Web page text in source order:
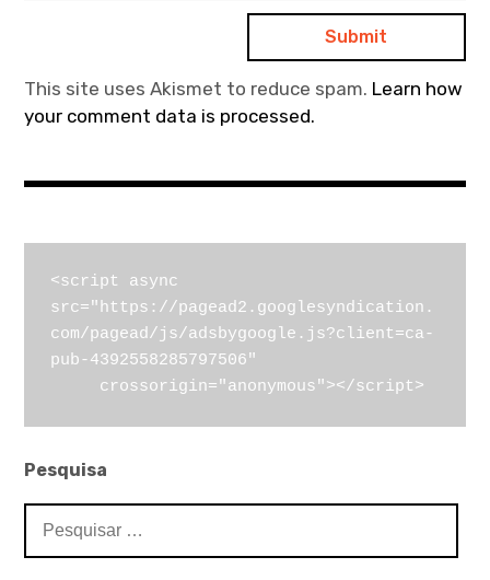
This site uses Akismet to reduce spam. Learn how
your comment data is processed.
<script async
src="https://pagead2.googlesyndication.
com/pagead/js/adsbygoogle.js?client=ca-
pub-4392558285797506"
     crossorigin="anonymous"></script>
Pesquisa
por: